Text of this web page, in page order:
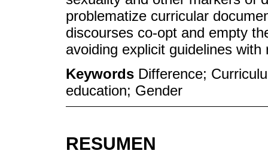
problematize curricular
discourses co-opt and empty
avoiding explicit guidelines
Keywords Difference;
education; Gender
RESUMEN